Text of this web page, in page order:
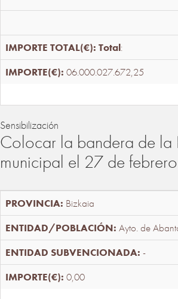
Total:
06.000.027.672,25
Sensibilización
Colocar la bandera de la
municipal el 27 de febrero
Bizkaia
Ayto. de
-
0,00